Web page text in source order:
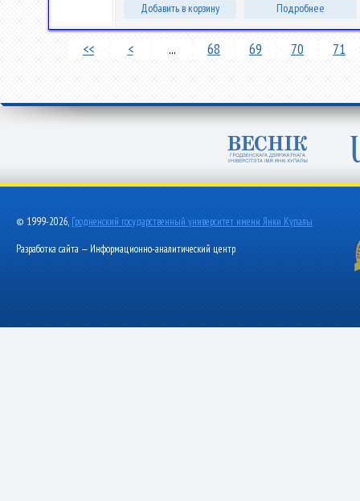
Добавить в корзину Подробнее
<< < ... 68 69 70 71
© 1999-2026, Гродненский государственный университет имени Янки Купалы
Разработка сайта — Информационно-аналитический центр